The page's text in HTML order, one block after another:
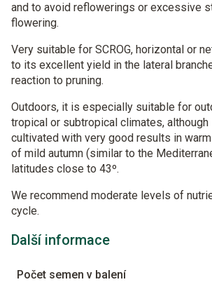
and to avoid reflowerings or excessive
flowering.
Very suitable for SCROG, horizontal or
to its excellent yield in the lateral
reaction to pruning.
Outdoors, it is especially suitable for
tropical or subtropical climates, although
cultivated with very good results in
of mild autumn (similar to the
latitudes close to 43º.
We recommend moderate levels of
cycle.
Další informace
Počet semen v balení